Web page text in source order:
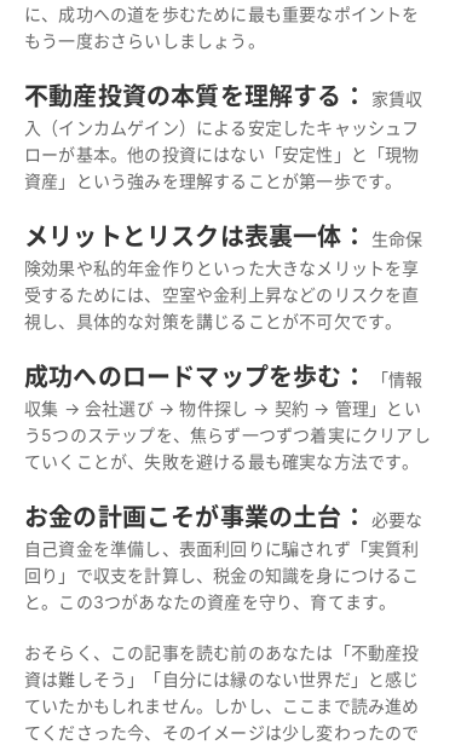
に、成功への道を歩むために最も重要なポイントを
もう一度おさらいしましょう。
不動産投資の本質を理解する：
家賃収
入（インカムゲイン）による安定したキャッシュフ
ローが基本。他の投資にはない「安定性」と「現物
資産」という強みを理解することが第一歩です。
メリットとリスクは表裏一体：
生命保
険効果や私的年金作りといった大きなメリットを享
受するためには、空室や金利上昇などのリスクを直
視し、具体的な対策を講じることが不可欠です。
成功へのロードマップを歩む：
「情報
収集 → 会社選び → 物件探し → 契約 → 管理」とい
う5つのステップを、焦らず一つずつ着実にクリアし
ていくことが、失敗を避ける最も確実な方法です。
お金の計画こそが事業の土台：
必要な
自己資金を準備し、表面利回りに騙されず「実質利
回り」で収支を計算し、税金の知識を身につけるこ
と。この3つがあなたの資産を守り、育てます。
おそらく、この記事を読む前のあなたは「不動産投
資は難しそう」「自分には縁のない世界だ」と感じ
ていたかもしれません。しかし、ここまで読み進め
てくださった今、そのイメージは少し変わったので